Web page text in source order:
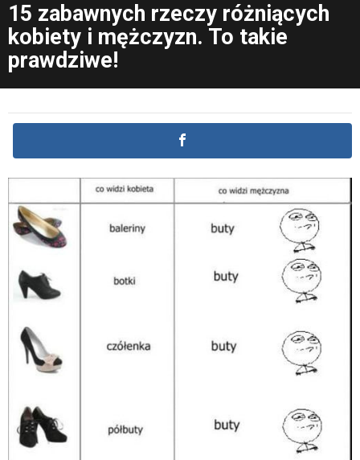
15 zabawnych rzeczy różniących
kobiety i mężczyzn. To takie
prawdziwe!